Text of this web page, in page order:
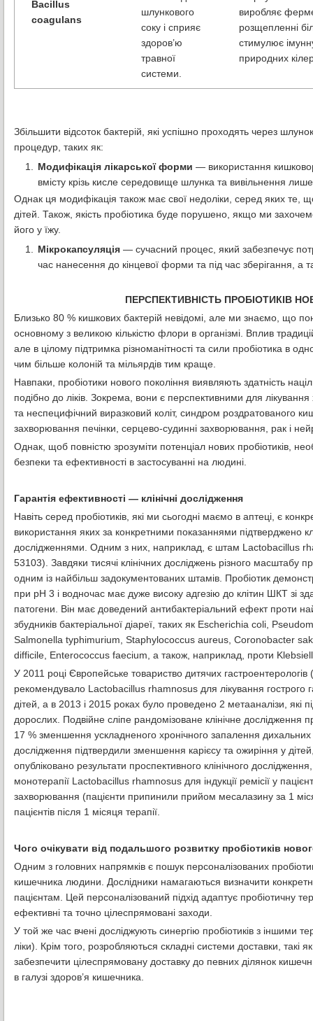
Bacillus
coagulans
шлункового
соку і сприяє
здоров’ю
травної
системи.
виробляє
розщепленні
стимулює
природних
Збільшити відсоток бактерій, які успішно проходять через
процедур, таких як:
Модифікація лікарської форми — використання
вмісту крізь кисле середовище шлунка та вивільнення лише
Однак ця модифікація також має свої недоліки, серед яких те,
дітей. Також, якість пробіотика буде порушено, якщо ми
його у їжу.
Мікрокапсуляція — сучасний процес, який забезпечує
час нанесення до кінцевої форми та під час зберігання, а
ПЕРСПЕКТИВНІСТЬ ПРОБІОТИКІВ
Близько 80 % кишкових бактерій невідомі, але ми знаємо, що
основному з великою кількістю флори в організмі. Вплив
але в цілому підтримка різноманітності та сили пробіотика в
чим більше колоній та мільярдів тим краще.
Навпаки, пробіотики нового покоління виявляють здатність
подібно до ліків. Зокрема, вони є перспективними для
та неспецифічний виразковий коліт, синдром роздратованого
захворювання печінки, серцево-судинні захворювання, рак і
Однак, щоб повністю зрозуміти потенціал нових пробіотиків,
безпеки та ефективності в застосуванні на людині.
Гарантія ефективності — клінічні дослідження
Навіть серед пробіотиків, які ми сьогодні маємо в аптеці, є
використання яких за конкретними показаннями підтверджено
дослідженнями. Одним з них, наприклад, є штам Lactobacillus
53103). Завдяки тисячі клінічних досліджень різного масштабу
одним із найбільш задокументованих штамів. Пробіотик
при рН 3 і водночас має дуже високу адгезію до клітин ШКТ зі
патогени. Він має доведений антибактеріальний ефект проти
збудників бактеріальної діареї, таких як Escherichia coli,
Salmonella typhimurium, Staphylococcus aureus, Coronobacter
difficile, Enterococcus faecium, а також, наприклад, проти
У 2011 році Європейське товариство дитячих гастроентерологів
рекомендувало Lactobacillus rhamnosus для лікування гострого
дітей, а в 2013 і 2015 роках було проведено 2 метааналізи, які
дорослих. Подвійне сліпе рандомізоване клінічне
17 % зменшення ускладненого хронічного запалення
дослідження підтвердили зменшення карієсу та ожиріння у
опубліковано результати проспективного клінічного
монотерапії Lactobacillus rhamnosus для індукції ремісії у
захворювання (пацієнти припинили прийом месалазину за 1
пацієнтів після 1 місяця терапії.
Чого очікувати від подальшого розвитку пробіотиків
Одним з головних напрямків є пошук персоналізованих
кишечника людини. Дослідники намагаються визначити
пацієнтам. Цей персоналізований підхід адаптує пробіотичну
ефективні та точно цілеспрямовані заходи.
У той же час вчені досліджують синергію пробіотиків з іншими
ліки). Крім того, розробляються складні системи доставки,
забезпечити цілеспрямовану доставку до певних ділянок
в галузі здоров’я кишечника.